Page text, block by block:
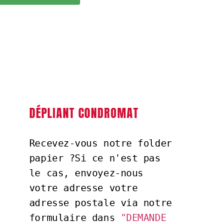
DÉPLIANT CONDROMAT
Recevez-vous notre folder
papier ?Si ce n'est pas
le cas, envoyez-nous
votre adresse votre
adresse postale via notre
formulaire dans
"DEMANDE